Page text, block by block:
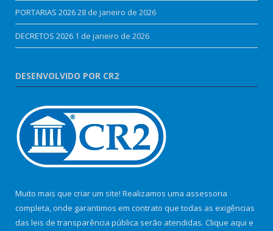
PORTARIAS 202628 de janeiro de 2026
DECRETOS 2026 1 de janeiro de 2026
DESENVOLVIDO POR CR2
Muito mais que criar um site! Realizamos uma assessoria
completa, onde garantimos em contrato que todas as exigências
das leis de transparência pública serão atendidas. Clique aqui e